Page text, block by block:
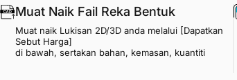
Muat Naik Fail Reka Bentuk
Muat naik Lukisan 2D/3D anda melalui [Dapatkan
Sebut Harga]
di bawah, sertakan bahan, kemasan, kuantiti